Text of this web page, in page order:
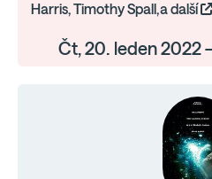
Harris, Timothy Spall,a další
Čt, 20. leden 2022